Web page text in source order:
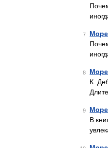
7 Море
8 Море
К.
9 Море
В